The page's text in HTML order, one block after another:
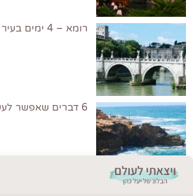
רומא – 4 ימים בעיר ללא הפסקה
6 דברים שאפשר לעשות בראש הנקרה